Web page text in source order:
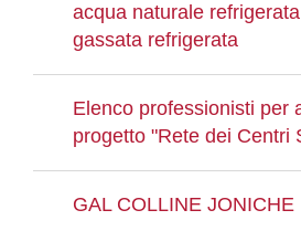
acqua naturale
gassata refrigerata
Elenco professionisti per
progetto "Rete dei Centri
GAL COLLINE JONICHE